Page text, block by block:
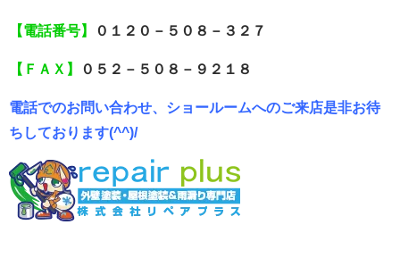
【電話番号】 ０１２０－５０８－３２７
【ＦＡＸ】 ０５２－５０８－９２１８
電話でのお問い合わせ、ショールームへのご来店是非お待
ちしております(^^)/